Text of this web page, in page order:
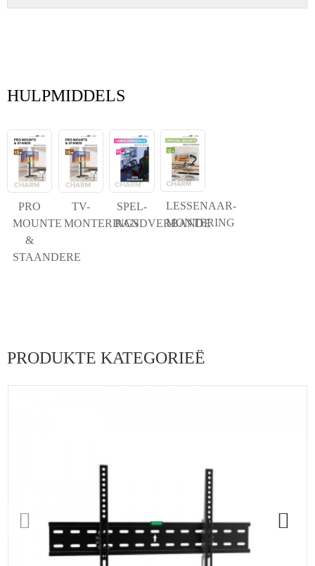
HULPMIDDELS
PRO
MOUNTE
&
STAANDERE
TV-
MONTERINGS
SPEL-
RANDVERBANDE
LESSENAAR-
MONTERING
PRODUKTE KATEGORIEË